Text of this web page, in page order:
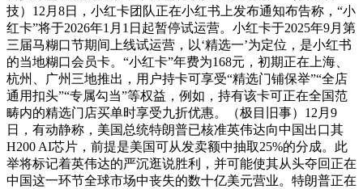
技）12月8日，小红卡团队正在小红书上发布通知布告称，“小
红卡”将于2026年1月1日起暂停试运营。小红卡于2025年9月第
三届马糊口节期间上线试运营，以‘精选一’为定位，是小红书
的当地糊口会员卡。“小红卡”年费为168元，初期正在上海、
杭州、广州三地推出，用户持卡可享受“精选门铺保举”“全店
通用扣头”“专属勾当”等权益，例如，持有该卡可正在全国范
畴内的精选门店买单时享受九折优惠。（极目旧事）12月9
日，有动静称，美国总统特朗普已核准英伟达向中国出口其
H200 AI芯片，前提是美国可从发卖额中抽取25%的分成。此
举将标记着英伟达的严沉逛说胜利，并可能使其从头夺回正在
中国这一环节全球市场中丧失的数十亿美元营业。特朗普正在